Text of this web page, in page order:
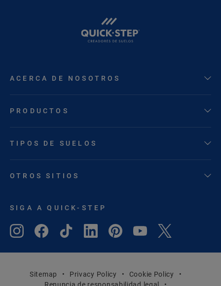
ACERCA DE NOSOTROS
PRODUCTOS
TIPOS DE SUELOS
OTROS SITIOS
SIGA A QUICK-STEP
Sitemap Privacy Policy
Cookie Policy